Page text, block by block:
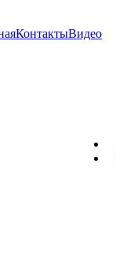
КонтактыВидео